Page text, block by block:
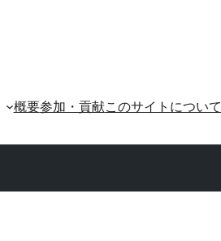
概要参加・貢献このサイトについて